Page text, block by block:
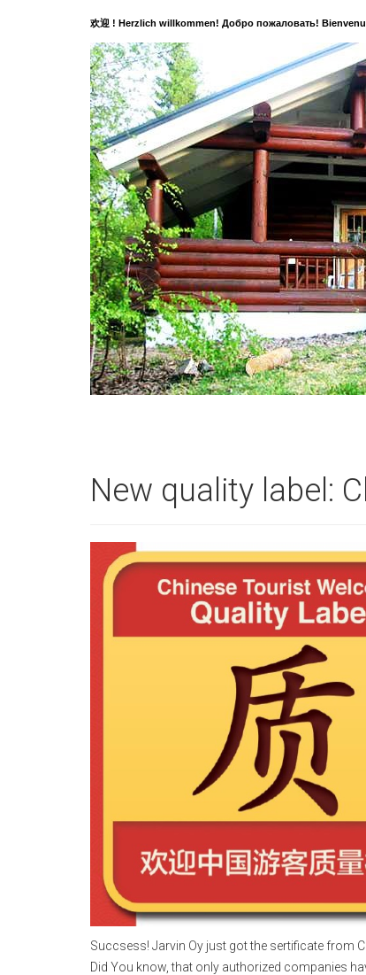
欢迎 ! Herzlich willkommen! Добро пожаловать!
New quality label:
Succsess! Jarvin Oy just got the sertificate from
Did You know, that only authorized companies